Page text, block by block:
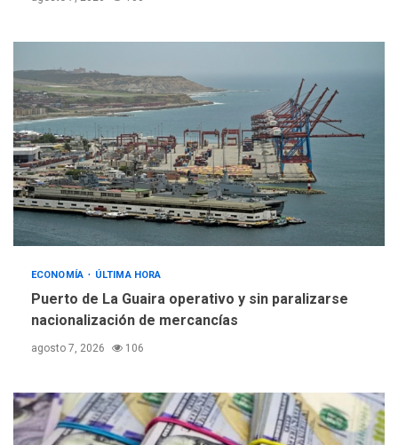
ECONOMÍA ÚLTIMA HORA
Puerto de La Guaira operativo y sin paralizarse
nacionalización de mercancías
agosto 7, 2026 106